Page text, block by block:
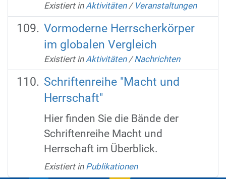
Existiert in Aktivitäten / Veranstaltungen
Vormoderne Herrscherkörper
im globalen Vergleich
Existiert in Aktivitäten /Nachrichten
Schriftenreihe "Macht und
Herrschaft"
Hier finden Sie die Bände der
Schriftenreihe Macht und
Herrschaft im Überblick.
Existiert in Publikationen